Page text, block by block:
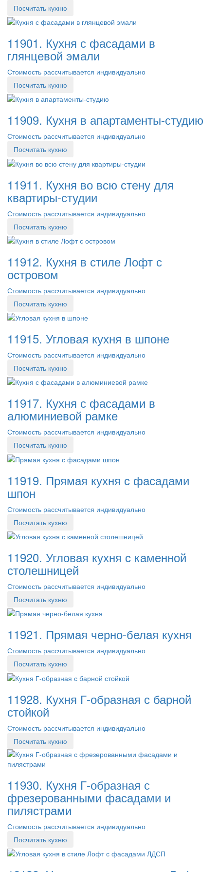
Посчитать кухню
11901. Кухня с фасадами в
глянцевой эмали
Стоимость рассчитывается индивидуально
Посчитать кухню
11909. Кухня в апартаменты-студию
Стоимость рассчитывается индивидуально
Посчитать кухню
11911. Кухня во всю стену для
квартиры-студии
Стоимость рассчитывается индивидуально
Посчитать кухню
11912. Кухня в стиле Лофт с
островом
Стоимость рассчитывается индивидуально
Посчитать кухню
11915. Угловая кухня в шпоне
Стоимость рассчитывается индивидуально
Посчитать кухню
11917. Кухня с фасадами в
алюминиевой рамке
Стоимость рассчитывается индивидуально
Посчитать кухню
11919. Прямая кухня с фасадами
шпон
Стоимость рассчитывается индивидуально
Посчитать кухню
11920. Угловая кухня с каменной
столешницей
Стоимость рассчитывается индивидуально
Посчитать кухню
11921. Прямая черно-белая кухня
Стоимость рассчитывается индивидуально
Посчитать кухню
11928. Кухня Г-образная с барной
стойкой
Стоимость рассчитывается индивидуально
Посчитать кухню
11930. Кухня Г-образная с
фрезерованными фасадами и
пилястрами
Стоимость рассчитывается индивидуально
Посчитать кухню